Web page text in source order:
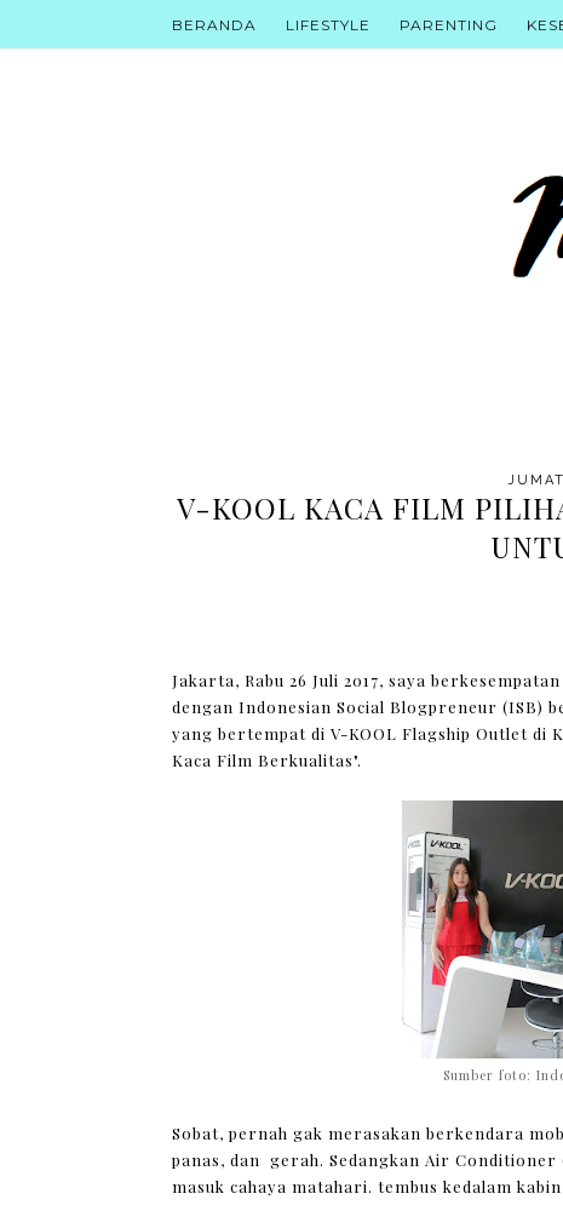
BERANDA LIFESTYLE PARENTING
V-KOOL KACA FILM
Jakarta, Rabu 26 Juli 2017, saya
dengan Indonesian Social Blogpreneur (ISB)
yang bertempat di V-KOOL Flagship Outlet di
Kaca Film Berkualitas".
Sumber foto:
Sobat, pernah gak merasakan berkendara
panas, dan gerah. Sedangkan Air Conditioner
masuk cahaya matahari. tembus kedalam